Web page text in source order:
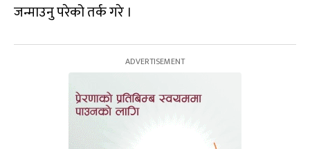
जन्माउनु परेको तर्क गरे ।